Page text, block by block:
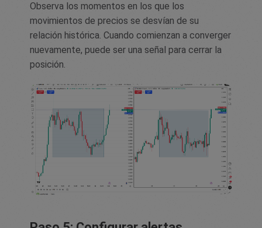
Observa los momentos en los que los
movimientos de precios se desvían de su
relación histórica. Cuando comienzan a converger
nuevamente, puede ser una señal para cerrar la
posición.